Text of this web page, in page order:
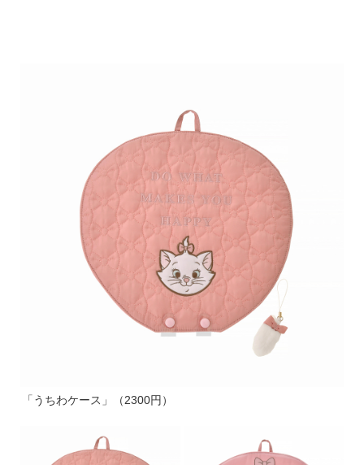
「うちわケース」（2300円）